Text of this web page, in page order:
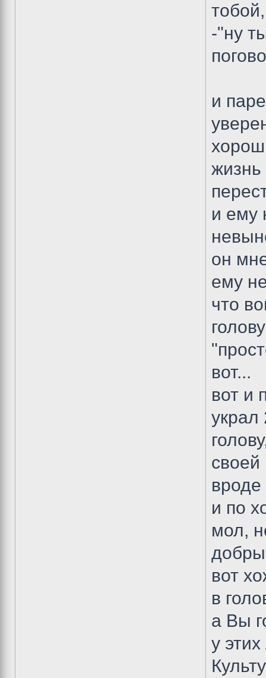
-"ну
и
жизнь
и ему
он
ему
что
вот...
вот и
украл
вроде
и по
мол,
вот
в
а Вы
у